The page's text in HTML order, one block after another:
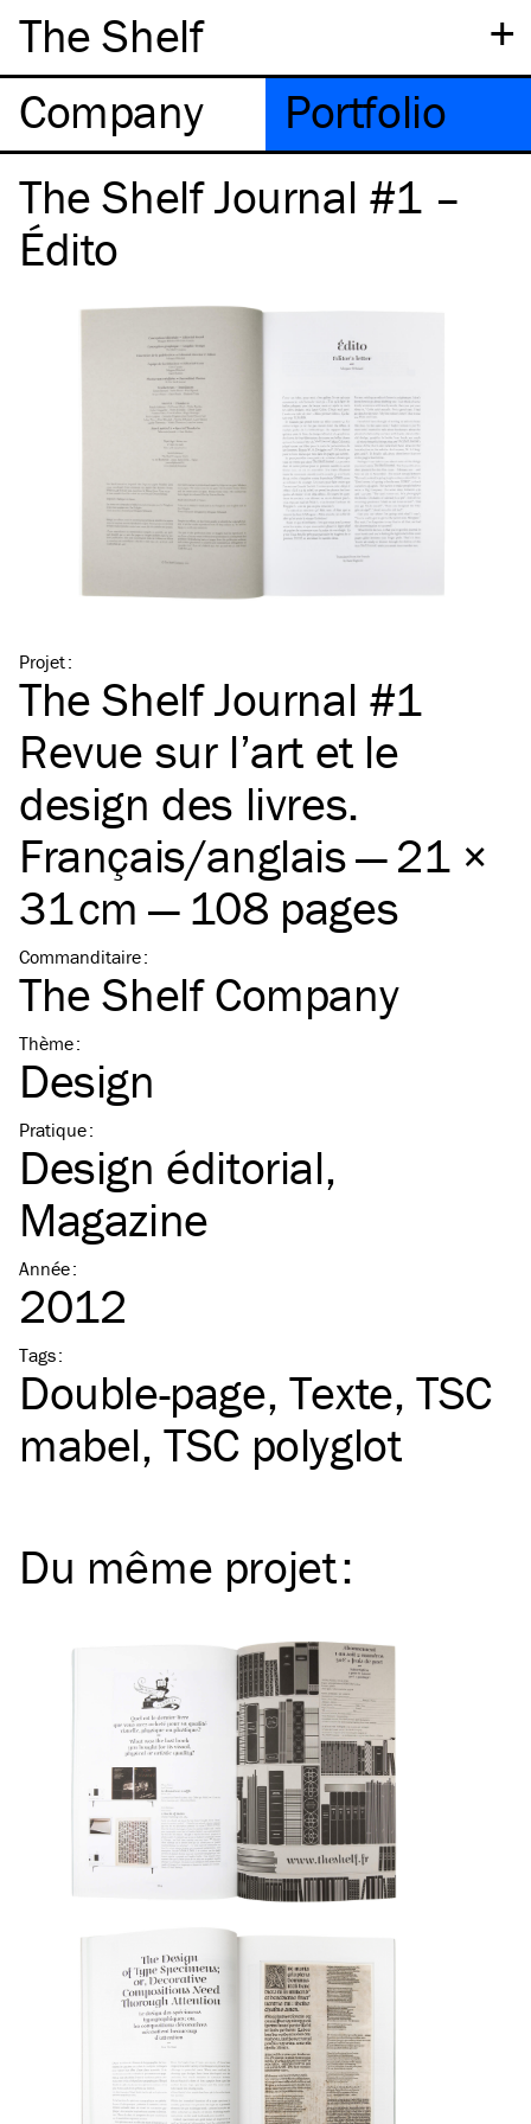
+
The Shelf
Company
Portfolio
The Shelf Journal #1 –
Édito
Projet:
The Shelf Journal #1
Revue sur l’art et le
design des livres.
Français/​anglais — 21 ×
31 cm — 108 pages
Commanditaire:
The Shelf Company
Thème:
Design
Pratique:
Design éditorial
Magazine
Année:
2012
Tags:
Double-page Texte TSC
mabel TSC polyglot
Du même projet: